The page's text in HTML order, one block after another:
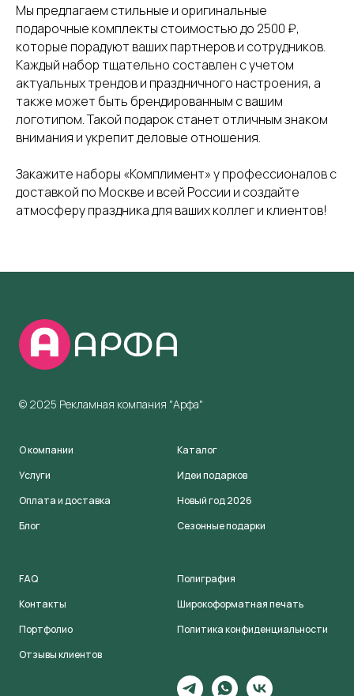
Мы предлагаем стильные и оригинальные
подарочные комплекты стоимостью до 2500 ₽,
которые порадуют ваших партнеров и сотрудников.
Каждый набор тщательно составлен с учетом
актуальных трендов и праздничного настроения, а
также может быть брендированным с вашим
логотипом. Такой подарок станет отличным знаком
внимания и укрепит деловые отношения.
Закажите наборы «Комплимент» у профессионалов с
доставкой по Москве и всей России и создайте
атмосферу праздника для ваших коллег и клиентов!
© 2025 Рекламная компания "Арфа"
О компании
Услуги
Оплата и доставка
Блог
Каталог
Идеи подарков
Новый год 2026
Сезонные подарки
FAQ
Контакты
Портфолио
Отзывы клиентов
Полиграфия
Широкоформатная печать
Политика конфиденциальности